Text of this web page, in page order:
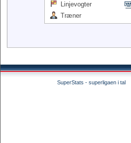
Linjevogter
Træner
SuperStats - superligaen i tal